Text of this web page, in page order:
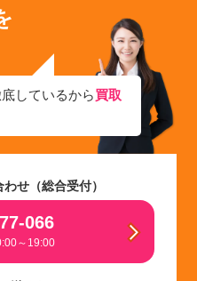
しているから買取
せ（総合受付）
066
～19:00